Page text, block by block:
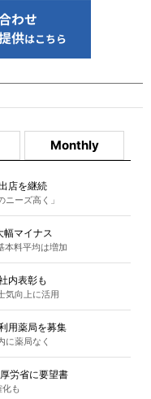
Monthly
店を継続
ーズ高く」
幅マイナス
本料平均は増加
内表彰も
気向上に活用
用薬局を募集
に薬局なく
労省に要望書
も